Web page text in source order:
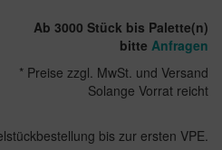
Ab 3000 Stück bis Palette(n)
bitte Anfragen
* Preise zzgl. MwSt. und Versand
Solange Vorrat reicht
bis zur ersten VPE.